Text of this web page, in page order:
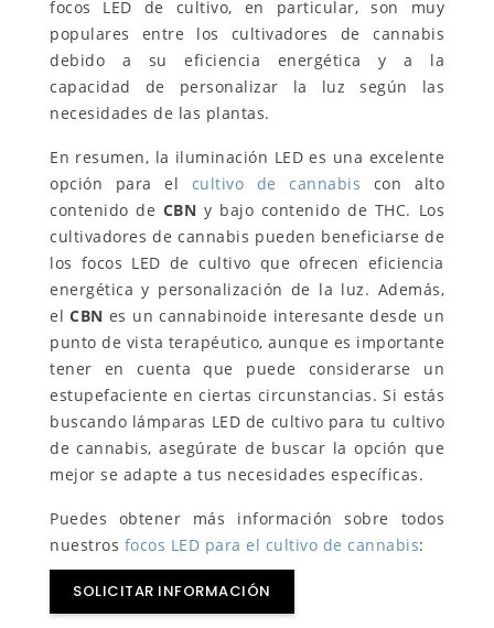
focos LED de cultivo, en particular, son muy
populares entre los cultivadores de cannabis
debido a su eficiencia energética y a la
capacidad de personalizar la luz según las
necesidades de las plantas.
En resumen, la iluminación LED es una excelente
opción para el cultivo de cannabis con alto
contenido de CBN y bajo contenido de THC. Los
cultivadores de cannabis pueden beneficiarse de
los focos LED de cultivo que ofrecen eficiencia
energética y personalización de la luz. Además,
elCBN es un cannabinoide interesante desde un
punto de vista terapéutico, aunque es importante
tener en cuenta que puede considerarse un
estupefaciente en ciertas circunstancias. Si estás
buscando lámparas LED de cultivo para tu cultivo
de cannabis, asegúrate de buscar la opción que
mejor se adapte a tus necesidades específicas.
Puedes obtener más información sobre todos
nuestros focos LED para el cultivo de cannabis:
SOLICITAR INFORMACIÓN